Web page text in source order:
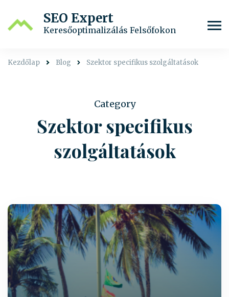
SEO Expert
Keresőoptimalizálás Felsőfokon
Kezdőlap Blog Szektor specifikus szolgáltatások
Category
Szektor specifikus
szolgáltatások